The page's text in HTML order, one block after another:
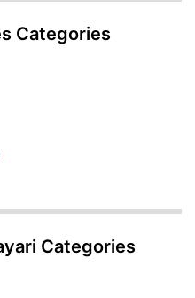
Categories
Categories